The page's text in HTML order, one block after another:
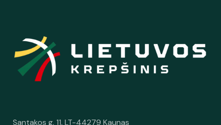
Santakos g. 11, LT-44279 Kaunas